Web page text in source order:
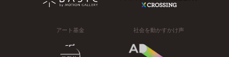
アート基金 社会を動かすかけ声